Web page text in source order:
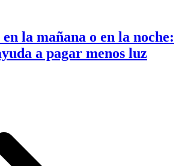
la mañana o en la noche:
a pagar menos luz